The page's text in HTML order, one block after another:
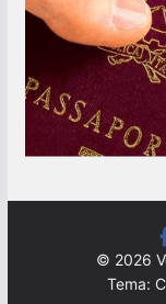
© 2026
Tema: